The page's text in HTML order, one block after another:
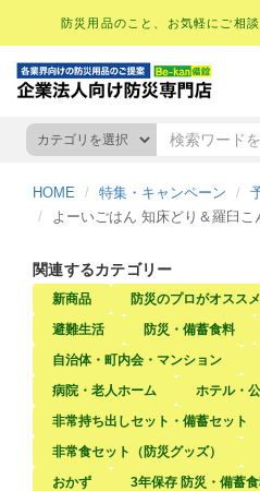
防災用品のこと、お気軽にご相談
HOME 特集・キャンペーン
よーいごはん 知床どり＆羅臼こ
関連するカテゴリー
新商品 防災のプロがオススメ
避難生活
防災・備蓄食料
自治体・町内会・マンション
病院・老人ホーム
ホテル・
非常持ち出しセット・備蓄セット
非常食セット（防災グッズ）
おかず
3年保存 防災・備蓄